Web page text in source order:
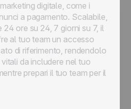
digitale, come i
a pagamento. Scalabile,
ore su 24, 7 giorni su 7, il
al tuo team un accesso
di riferimento, rendendolo
da includere nel tuo
prepari il tuo team per il